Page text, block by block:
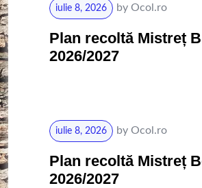
iulie 8, 2026 by Ocol.ro
Plan recoltă Mistreț
2026/2027
iulie 8, 2026 by Ocol.ro
Plan recoltă Mistreț
2026/2027